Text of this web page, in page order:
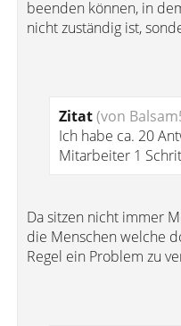
beenden können, in
nicht zuständig ist,
Zitat(von
Ich habe ca. 20
Mitarbeiter 1
Da sitzen nicht immer
die Menschen welche
Regel ein Problem zu